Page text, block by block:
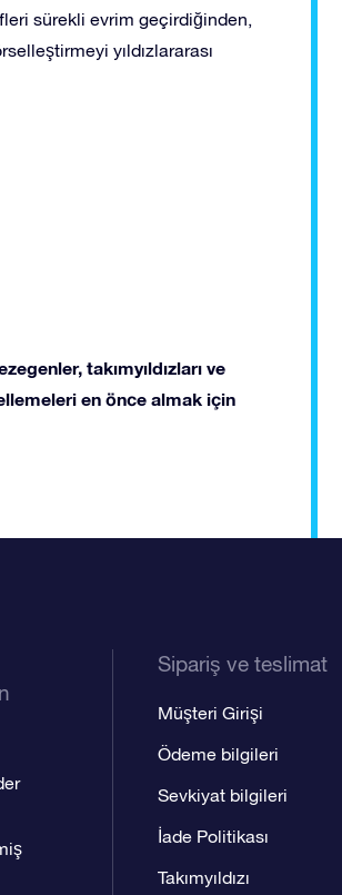
sürekli evrim geçirdiğinden,
yıldızlararası
takımyıldızları ve
en önce almak için
Sipariş ve teslimat
Müşteri Girişi
Ödeme bilgileri
Sevkiyat bilgileri
İade Politikası
Takımyıldızı